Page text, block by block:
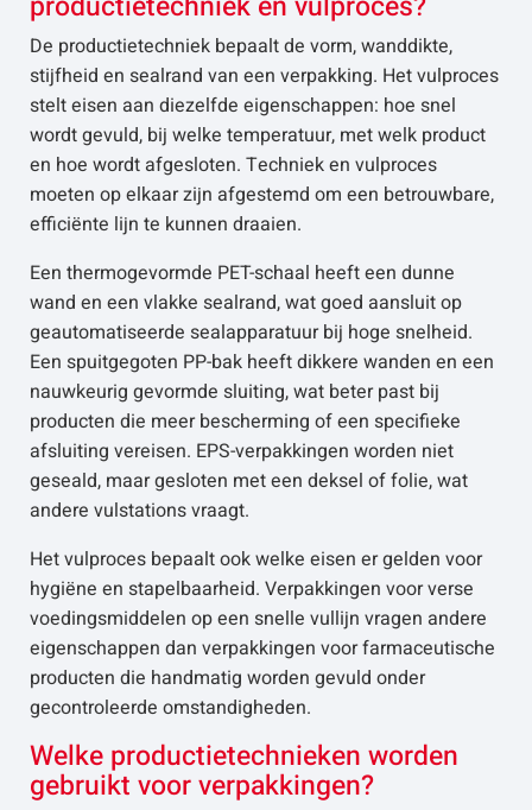
De productietechniek bepaalt de vorm, wanddikte,
stijfheid en sealrand van een verpakking. Het vulproces
stelt eisen aan diezelfde eigenschappen: hoe snel
wordt gevuld, bij welke temperatuur, met welk product
en hoe wordt afgesloten. Techniek en vulproces
moeten op elkaar zijn afgestemd om een betrouwbare,
efficiënte lijn te kunnen draaien.
Een thermogevormde PET-schaal heeft een dunne
wand en een vlakke sealrand, wat goed aansluit op
geautomatiseerde sealapparatuur bij hoge snelheid.
Een spuitgegoten PP-bak heeft dikkere wanden en een
nauwkeurig gevormde sluiting, wat beter past bij
producten die meer bescherming of een specifieke
afsluiting vereisen. EPS-verpakkingen worden niet
geseald, maar gesloten met een deksel of folie, wat
andere vulstations vraagt.
Het vulproces bepaalt ook welke eisen er gelden voor
hygiëne en stapelbaarheid. Verpakkingen voor verse
voedingsmiddelen op een snelle vullijn vragen andere
eigenschappen dan verpakkingen voor farmaceutische
producten die handmatig worden gevuld onder
gecontroleerde omstandigheden.
Welke productietechnieken worden
gebruikt voor verpakkingen?